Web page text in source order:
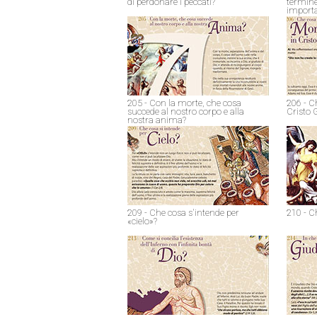
205 - Con la morte, che cosa
succede al nostro corpo e alla
nostra anima?
206 -
Cristo
209 - Che cosa s'intende per
«cielo»?
210 -